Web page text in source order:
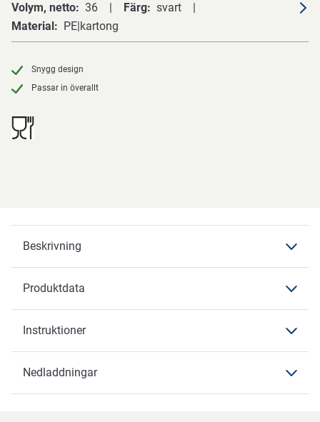
Volym, netto
36 Färg
svart
Material
PE|kartong
Snygg design
Passar in överallt
Beskrivning
Produktdata
Instruktioner
Nedladdningar